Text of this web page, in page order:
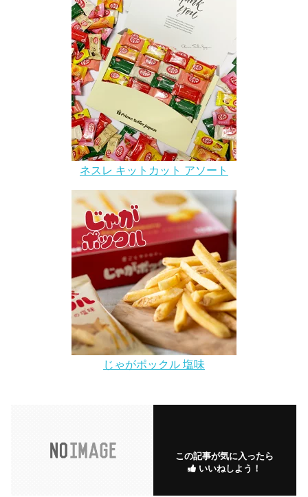
ネスレ キットカット アソート
じゃがポックル 塩味
この記事が気に入ったら
いいねしよう！